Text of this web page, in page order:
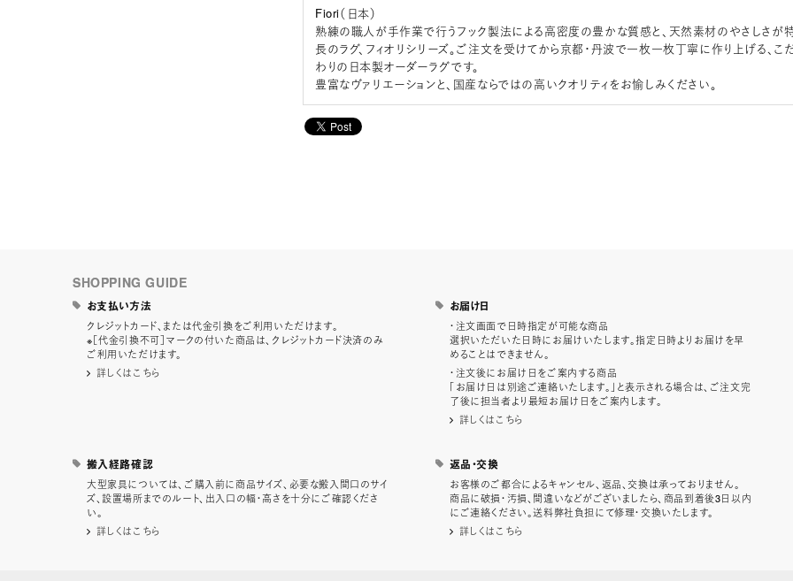
Fiori（日本）
熟練の職人が手作業で行うフック製法による高密度の豊かな質感と、天然素材のやさしさが
長のラグ、フィオリシリーズ。ご注文を受けてから京都・丹波で一枚一枚丁寧に作り上げる、こ
わりの日本製オーダーラグです。
豊富なヴァリエーションと、国産ならではの高いクオリティをお愉しみください。
SHOPPING GUIDE
お支払い方法
クレジットカード、または代金引換をご利用いただけます。
※［代金引換不可］マークの付いた商品は、クレジットカード決済のみ
ご利用いただけます。
詳しくはこちら
お届け日
・注文画面で日時指定が可能な商品
選択いただいた日時にお届けいたします。指定日時よりお届けを早
めることはできません。
・注文後にお届け日をご案内する商品
「お届け日は別途ご連絡いたします。」と表示される場合は、ご注文完
了後に担当者より最短お届け日をご案内します。
詳しくはこちら
搬入経路確認
大型家具については、ご購入前に商品サイズ、必要な搬入間口のサイ
ズ、設置場所までのルート、出入口の幅・高さを十分にご確認くださ
い。
詳しくはこちら
返品・交換
お客様のご都合によるキャンセル、返品、交換は承っておりません。
商品に破損・汚損、間違いなどがございましたら、商品到着後3日以内
にご連絡ください。送料弊社負担にて修理・交換いたします。
詳しくはこちら